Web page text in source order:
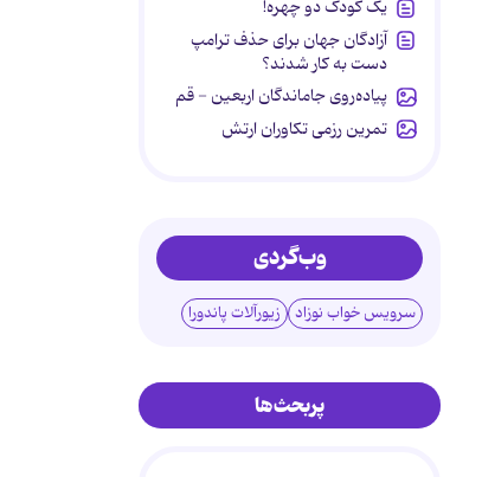
یک کودک دو چهره!
آزادگان جهان برای حذف ترامپ
دست به کار شدند؟
پیاده‌روی جاماندگان اربعین - قم
تمرین رزمی تکاوران ارتش
وب‌گردی
سرویس خواب نوزاد زیورآلات پاندورا
پربحث‌ها